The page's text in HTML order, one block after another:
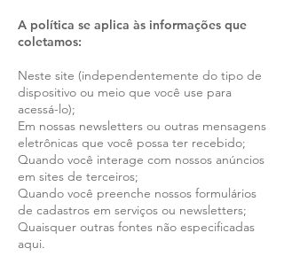
A política se aplica às informações que
coletamos:
Neste site (independentemente do tipo de
dispositivo ou meio que você use para
acessá-lo);
Em nossas newsletters ou outras mensagens
eletrônicas que você possa ter recebido;
Quando você interage com nossos anúncios
em sites de terceiros;
Quando você preenche nossos formulários
de cadastros em serviços ou newsletters;
Quaisquer outras fontes não especificadas
aqui.